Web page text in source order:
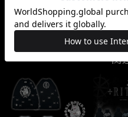
すべて 10067
関